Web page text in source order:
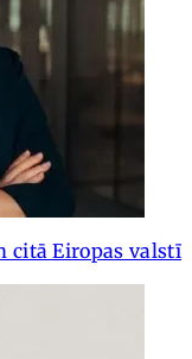
citā Eiropas valstī